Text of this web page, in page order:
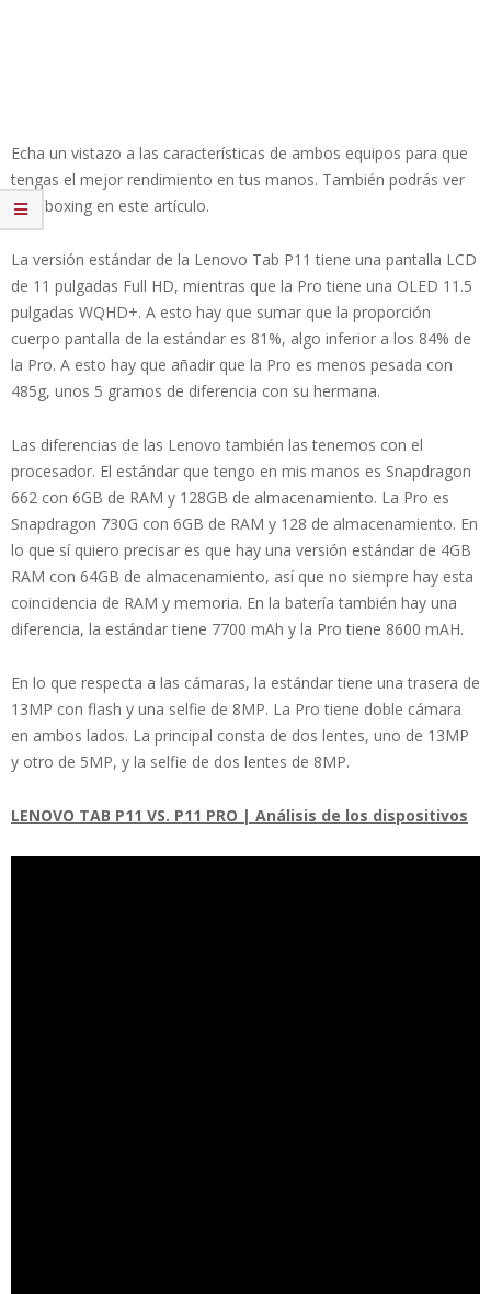
Echa un vistazo a las características de ambos equipos para que
tengas el mejor rendimiento en tus manos. También podrás ver
el unboxing en este artículo.
La versión estándar de la Lenovo Tab P11 tiene una pantalla LCD
de 11 pulgadas Full HD, mientras que la Pro tiene una OLED 11.5
pulgadas WQHD+. A esto hay que sumar que la proporción
cuerpo pantalla de la estándar es 81%, algo inferior a los 84% de
la Pro. A esto hay que añadir que la Pro es menos pesada con
485g, unos 5 gramos de diferencia con su hermana.
Las diferencias de las Lenovo también las tenemos con el
procesador. El estándar que tengo en mis manos es Snapdragon
662 con 6GB de RAM y 128GB de almacenamiento. La Pro es
Snapdragon 730G con 6GB de RAM y 128 de almacenamiento. En
lo que sí quiero precisar es que hay una versión estándar de 4GB
RAM con 64GB de almacenamiento, así que no siempre hay esta
coincidencia de RAM y memoria. En la batería también hay una
diferencia, la estándar tiene 7700 mAh y la Pro tiene 8600 mAH.
En lo que respecta a las cámaras, la estándar tiene una trasera de
13MP con flash y una selfie de 8MP. La Pro tiene doble cámara
en ambos lados. La principal consta de dos lentes, uno de 13MP
y otro de 5MP, y la selfie de dos lentes de 8MP.
LENOVO TAB P11 VS. P11 PRO | Análisis de los dispositivos